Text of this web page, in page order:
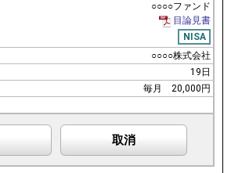
○○○○ファンド
目論見書
NISA
○○○○株式会社
19日
毎月
20,000円
取消